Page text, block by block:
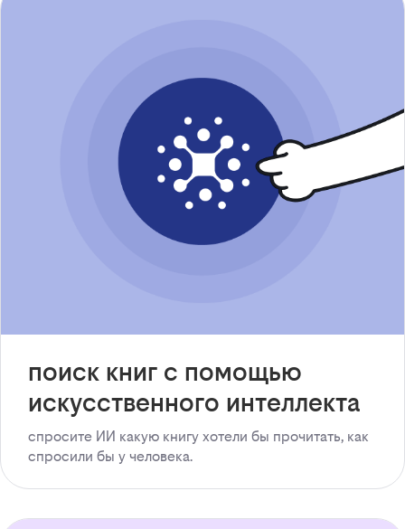
поиск книг с помощью
искусственного интеллекта
спросите ИИ какую книгу хотели бы прочитать, как
спросили бы у человека.